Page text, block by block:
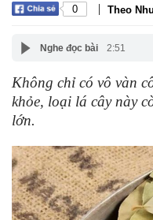
0 | Theo
Nghe đọc bài 2:51
Không chỉ có vô vàn
khỏe, loại lá cây này
lớn.